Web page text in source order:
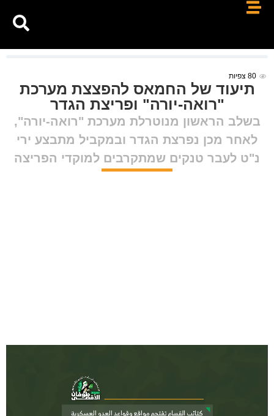
80צפיות
תיעוד של החמאס להפצצת מערכת
"רואה-יורה" ופריצת הגדר
בשלב הראשון מנוטרלת מערכת "רואה-יורה",
לאחר מכן נפרצת הגדר ובמקביל מתבצע ירי
נ"ט לעבר טנקים שמתקרבים למוקדי הפריצה